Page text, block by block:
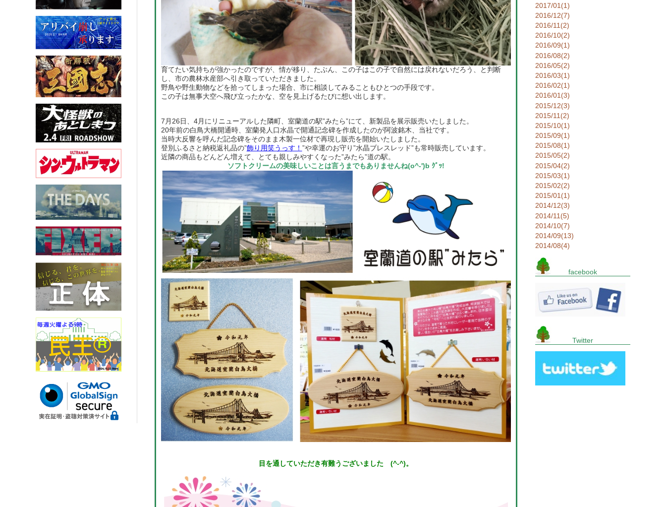
育てたい気持ちが強かったのですが、情が移り、たぶん、この子はこの子で自然には戻れないだろう、と判断
し、市の農林水産部へ引き取っていただきました。
野鳥や野生動物などを拾ってしまった場合、市に相談してみることもひとつの手段です。
この子は無事大空へ飛び立ったかな、空を見上げるたびに想い出します。
7月26日、4月にリニューアルした隣町、室蘭道の駅”みたら”にて、新製品を展示販売いたしました。
20年前の白鳥大橋開通時、室蘭発人口水晶で開通記念碑を作成したのが阿波銘木、当社です。
当時大反響を呼んだ記念碑をそのまま木製一位材で再現し販売を開始いたしました。
登別ふるさと納税返礼品の”飾り用笑うっす！ ”や幸運のお守り”水晶ブレスレッド”も常時販売しています。
近隣の商品もどんどん増えて、とても親しみやすくなった”みたら”道の駅。
ソフトクリームの美味しいことは言うまでもありませんね(o^-')b ｸﾞｯ!
目を通していただき有難うございました (^-^)。
2017/01(1)
2016/12(7)
2016/11(2)
2016/10(2)
2016/09(1)
2016/08(2)
2016/05(2)
2016/03(1)
2016/02(1)
2016/01(3)
2015/12(3)
2015/11(2)
2015/10(1)
2015/09(1)
2015/08(1)
2015/05(2)
2015/04(2)
2015/03(1)
2015/02(2)
2015/01(1)
2014/12(3)
2014/11(5)
2014/10(7)
2014/09(13)
2014/08(4)
facebook
Twitter